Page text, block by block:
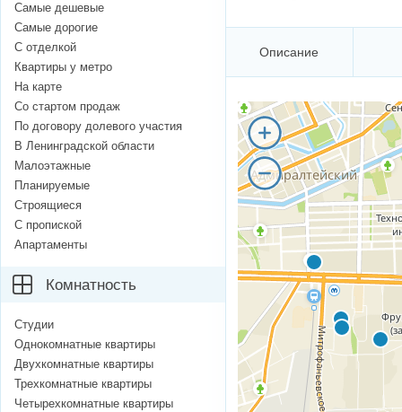
Описание
Самые дешевые
Самые дорогие
С отделкой
Квартиры у метро
На карте
Со стартом продаж
По договору долевого участия
В Ленинградской области
Малоэтажные
Планируемые
Строящиеся
С пропиской
Апартаменты
Комнатность
Студии
Однокомнатные квартиры
Двухкомнатные квартиры
Трехкомнатные квартиры
Четырехкомнатные квартиры